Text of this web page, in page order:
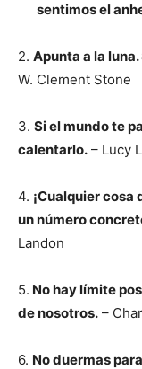
sentimos el
2. Apunta a la
W. Clement Stone
3. Si el mundo te
calentarlo. – Lucy
4. ¡Cualquier cosa
un número
Landon
5. No hay límite
de nosotros. –
6. No duermas